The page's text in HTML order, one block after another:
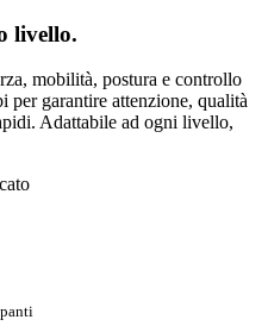
livello.
mobilità, postura e controllo
garantire attenzione, qualità
Adattabile ad ogni livello,